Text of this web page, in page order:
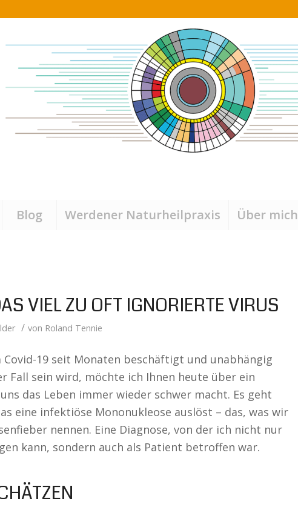
Blog Werdener Naturheilpraxis Über mich
VIEL ZU OFT IGNORIERTE VIRUS
/ von Roland Tennie
Covid-19 seit Monaten beschäftigt und unabhängig
Fall sein wird, möchte ich Ihnen heute über ein
das Leben immer wieder schwer macht. Es geht
eine infektiöse Mononukleose auslöst – das, was wir
nennen. Eine Diagnose, von der ich nicht nur
kann, sondern auch als Patient betroffen war.